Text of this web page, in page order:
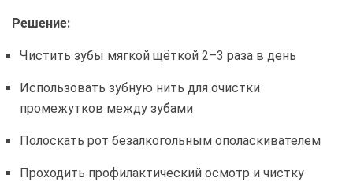
Решение:
Чистить зубы мягкой щёткой 2–3 раза в день
Использовать зубную нить для очистки
промежутков между зубами
Полоскать рот безалкогольным ополаскивателем
Проходить профилактический осмотр и чистку